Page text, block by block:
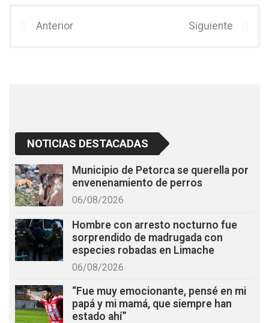
b
er
Anterior Siguiente
NOTICIAS DESTACADAS
Municipio de Petorca se querella por
envenenamiento de perros
06/08/2026
Hombre con arresto nocturno fue
sorprendido de madrugada con
especies robadas en Limache
06/08/2026
“Fue muy emocionante, pensé en mi
papá y mi mamá, que siempre han
estado ahí”